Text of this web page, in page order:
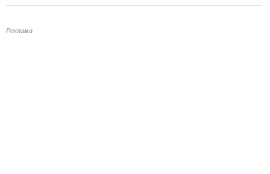
Реклама